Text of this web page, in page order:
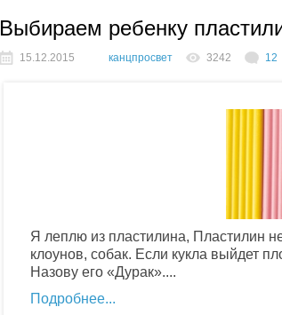
Выбираем ребенку
15.12.2015 канцпросвет 3242 12
Я леплю из пластилина, Пластилин
клоунов, собак. Если кукла выйдет
Назову его «Дурак»....
Подробнее